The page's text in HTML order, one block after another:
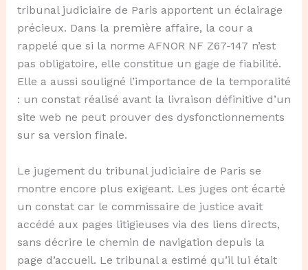
tribunal judiciaire de Paris apportent un éclairage
précieux. Dans la première affaire, la cour a
rappelé que si la norme AFNOR NF Z67-147 n’est
pas obligatoire, elle constitue un gage de fiabilité.
Elle a aussi souligné l’importance de la temporalité
: un constat réalisé avant la livraison définitive d’un
site web ne peut prouver des dysfonctionnements
sur sa version finale.
Le jugement du tribunal judiciaire de Paris se
montre encore plus exigeant. Les juges ont écarté
un constat car le commissaire de justice avait
accédé aux pages litigieuses via des liens directs,
sans décrire le chemin de navigation depuis la
page d’accueil. Le tribunal a estimé qu’il lui était